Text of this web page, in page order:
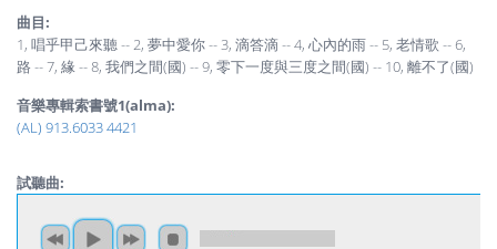
曲目:
1, 唱乎甲己來聽 -- 2, 夢中愛你 -- 3, 滴答滴 -- 4, 心內的雨 -- 5, 老情歌 -- 6,
路 -- 7, 緣 -- 8, 我們之間(國) -- 9, 零下一度與三度之間(國) -- 10, 離不了(國)
音樂專輯索書號1(alma):
(AL) 913.6033 4421
試聽曲: